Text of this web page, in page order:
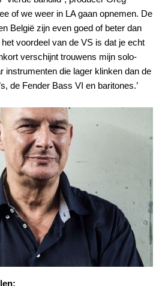
of we weer in LA gaan opnemen. De
België zijn even goed of beter dan
voordeel van de VS is dat je echt
verschijnt trouwens mijn solo-
instrumenten die lager klinken dan de
de Fender Bass VI en baritones.’